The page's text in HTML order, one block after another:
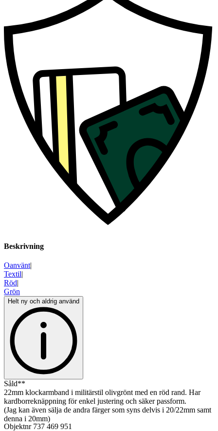
Beskrivning
Oanvänt|
Textil|
Röd|
Grön
Helt ny och aldrig använd
Såld**
22mm klockarmband i militärstil olivgrönt med en röd rand. Har
kardborreknäppning för enkel justering och säker passform.
(Jag kan även sälja de andra färger som syns delvis i 20/22mm samt
denna i 20mm)
Objektnr 737 469 951